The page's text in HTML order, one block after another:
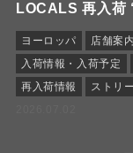
LOCALS 再入荷
ヨーロッパ 店舗案
入荷情報・入荷予定
再入荷情報
ストリ